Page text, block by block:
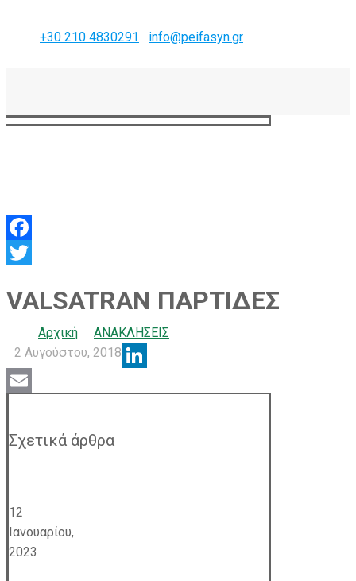
+30 210 4830291 info@peifasyn.gr
VALSATRAN ΠΑΡΤΙΔΕΣ
Αρχική
ΑΝΑΚΛΗΣΕΙΣ
2 Αυγούστου, 2018
Facebook
LinkedIn
Σχετικά άρθρα
12
Ιανουαρίου,
2023